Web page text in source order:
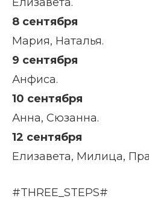
8 сентября
Мария, Наталья.
9 сентября
Анфиса.
10 сентября
Анна, Сюзанна.
12 сентября
Елизавета, Милица,
#THREE_STEPS#